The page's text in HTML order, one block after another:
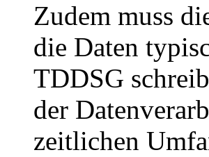
Zudem muss
die Daten
TDDSG
der
zeitlichen